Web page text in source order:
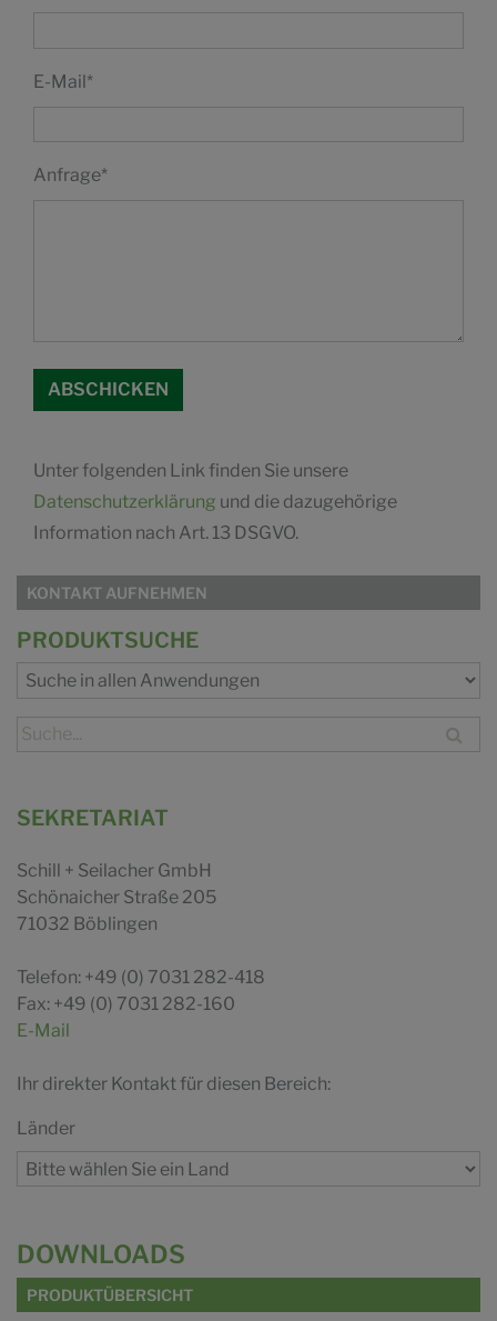
E-Mail*
Anfrage*
Unter folgenden Link finden Sie unsere
Datenschutzerklärung und die dazugehörige
Information nach Art. 13 DSGVO.
KONTAKT AUFNEHMEN
PRODUKTSUCHE
SEKRETARIAT
Schill + Seilacher GmbH
Schönaicher Straße 205
71032 Böblingen
Telefon: +49 (0) 7031 282-418
Fax: +49 (0) 7031 282-160
E-Mail
Ihr direkter Kontakt für diesen Bereich:
Länder
DOWNLOADS
PRODUKTÜBERSICHT